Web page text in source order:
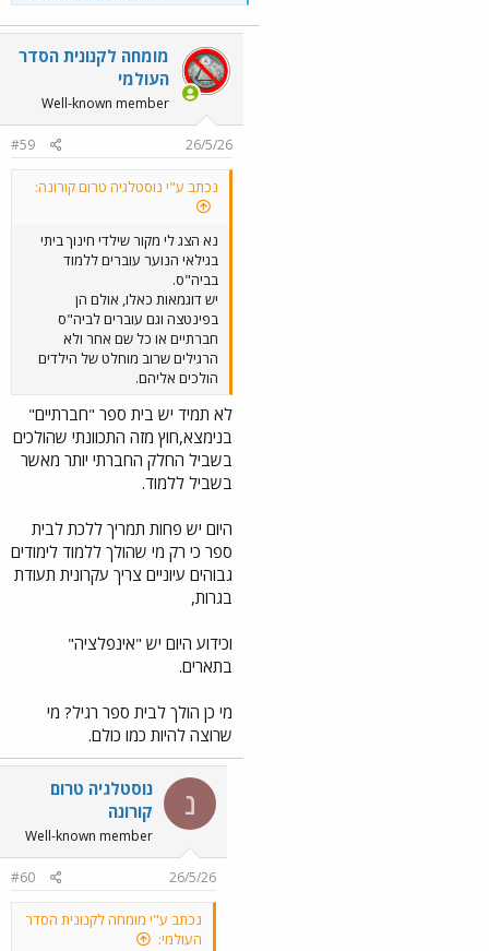
מומחה לקנונית הסדר
העולמי
Well-known member
26/5/26
#59
נכתב ע"י נוסטלגיה טרום קורונה:
נא הצג לי מקור שילדי חינוך ביתי
בגילאי הנוער עוברים ללמוד
בביה"ס.
יש דוגמאות כאלו, אולם הן
בפינטצה וגם עוברים לביה"ס
חברתיים או כל שם אחר ולא
הרגילים שרוב מוחלט של הילדים
הולכים אליהם.
לא תמיד יש בית ספר "חברתיים"
בנימצא,חוץ מזה התכוונתי שהולכים
בשביל החלק החברתי יותר מאשר
בשביל ללמוד.
היום יש פחות תמריך ללכת לבית
ספר כי רק מי שהולך ללמוד לימודים
גבוהים עיוניים צריך עקרונית תעודת
בגרות,
וכידוע היום יש "אינפלציה"
בתארים.
מי כן הולך לבית ספר רגיל? מי
שרוצה להיות כמו כולם.
נ
נוסטלגיה טרום
קורונה
Well-known member
26/5/26
#60
נכתב ע"י מומחה לקנונית הסדר
העולמי: